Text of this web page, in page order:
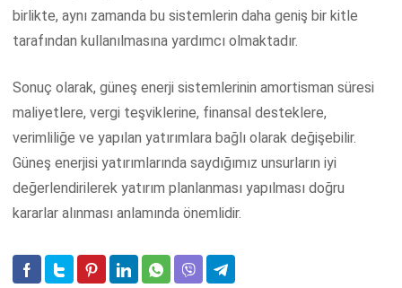
birlikte, aynı zamanda bu sistemlerin daha geniş bir kitle
tarafından kullanılmasına yardımcı olmaktadır.
Sonuç olarak, güneş enerji sistemlerinin amortisman süresi
maliyetlere, vergi teşviklerine, finansal desteklere,
verimliliğe ve yapılan yatırımlara bağlı olarak değişebilir.
Güneş enerjisi yatırımlarında saydığımız unsurların iyi
değerlendirilerek yatırım planlanması yapılması doğru
kararlar alınması anlamında önemlidir.